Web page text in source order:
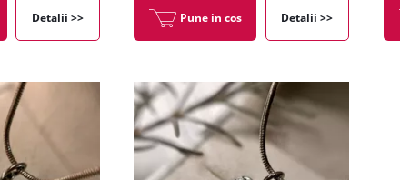
Detalii >> Pune in cos Detalii >>